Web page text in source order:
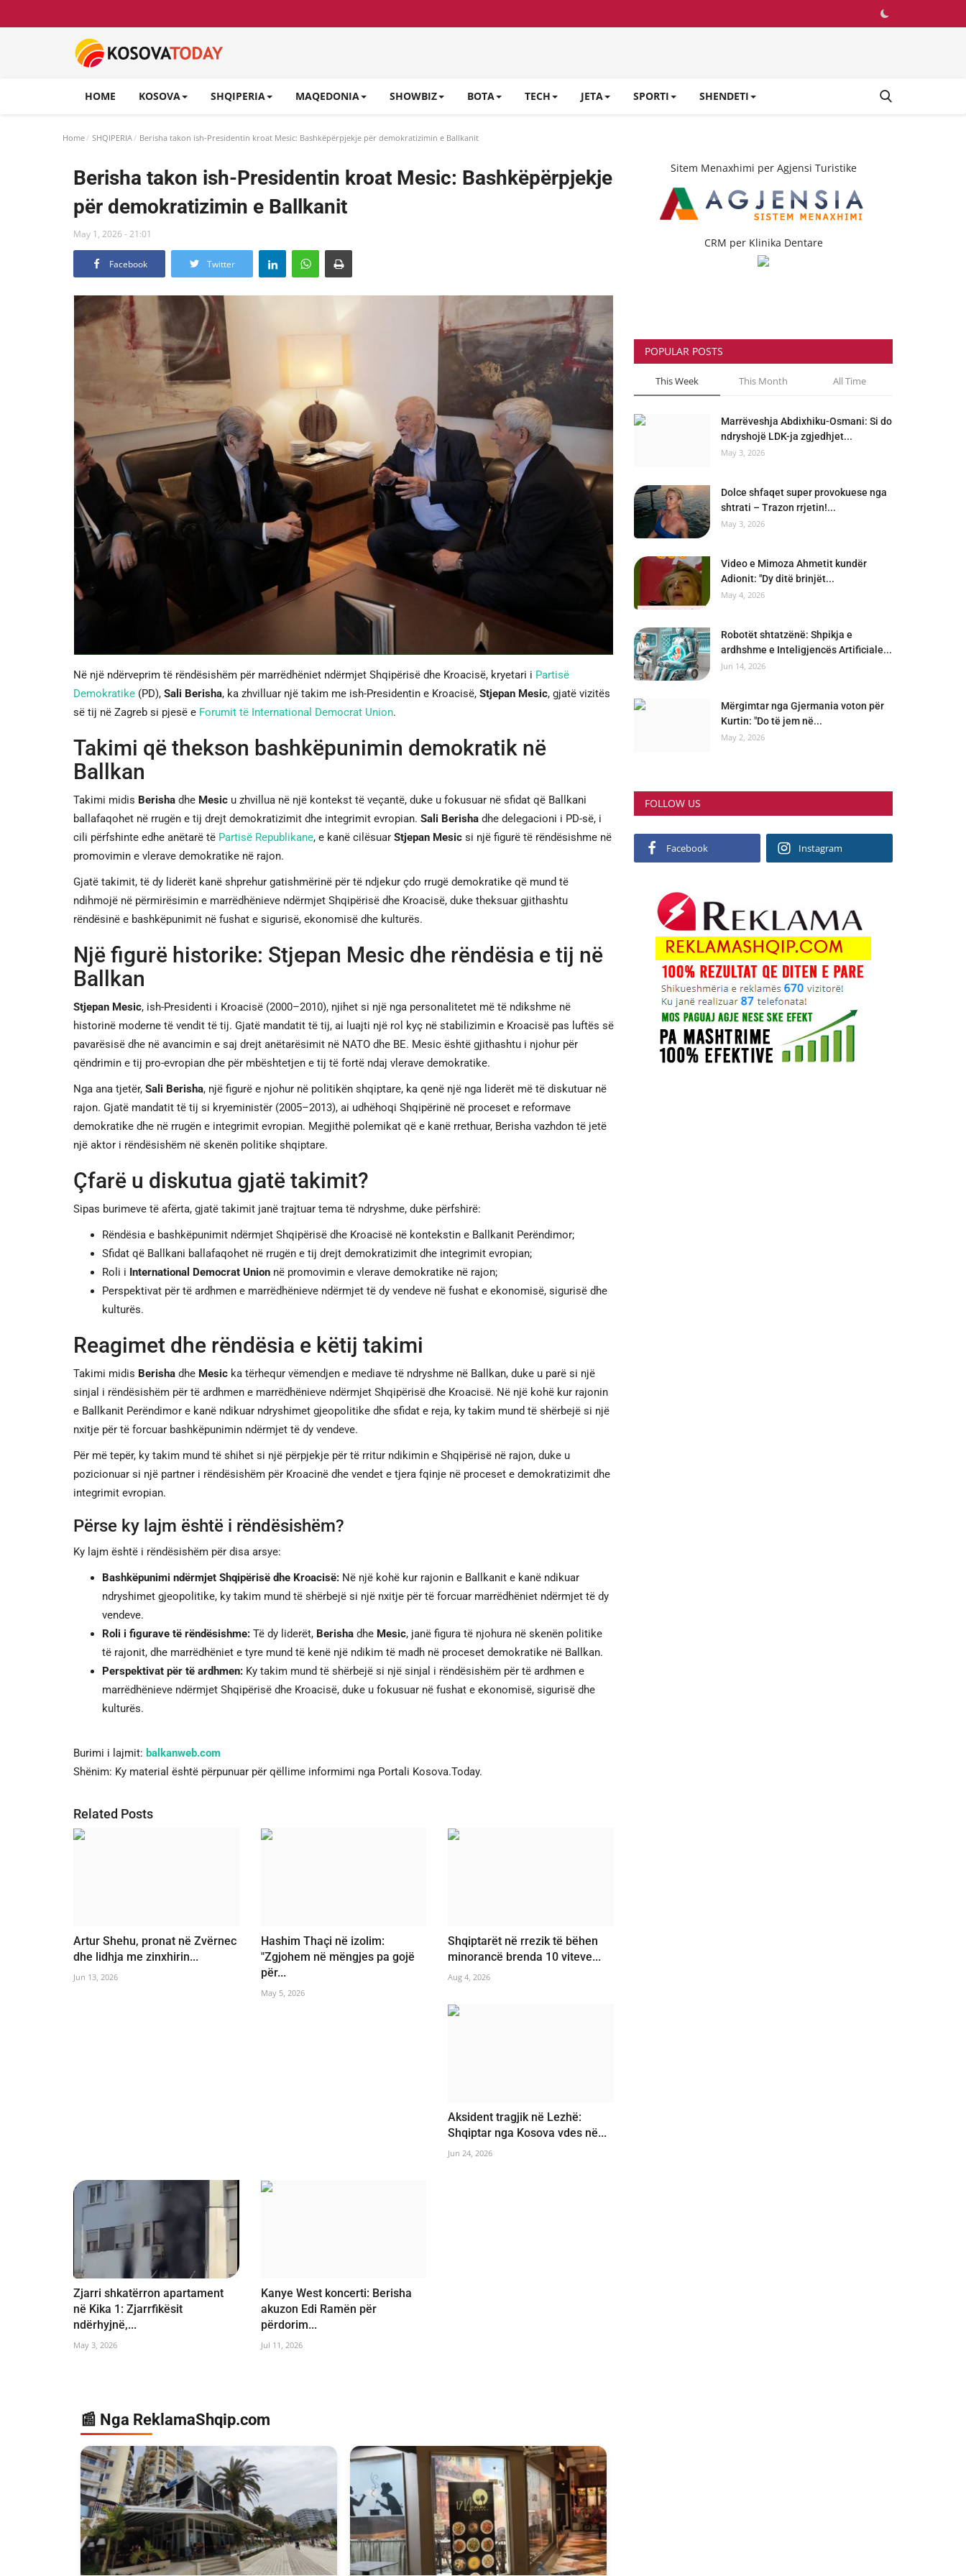
HOME KOSOVA SHQIPERIA MAQEDONIA SHOWBIZ BOTA TECH JETA SPORTI SHENDETI
Home SHQIPERIA Berisha takon ish-Presidentin kroat Mesic: Bashkëpërpjekje për demokratizimin e Ballkanit
Berisha takon ish-Presidentin kroat Mesic: Bashkëpërpjekje
për demokratizimin e Ballkanit
May 1, 2026 - 21:01
Facebook Twitter
Në një ndërveprim të rëndësishëm për marrëdhëniet ndërmjet Shqipërisë dhe Kroacisë, kryetari i Partisë
Demokratike (PD), Sali Berisha, ka zhvilluar një takim me ish-Presidentin e Kroacisë, Stjepan Mesic, gjatë vizitës
së tij në Zagreb si pjesë e Forumit të International Democrat Union.
Takimi që thekson bashkëpunimin demokratik në
Ballkan
Takimi midis Berisha dhe Mesic u zhvillua në një kontekst të veçantë, duke u fokusuar në sfidat që Ballkani
ballafaqohet në rrugën e tij drejt demokratizimit dhe integrimit evropian. Sali Berisha dhe delegacioni i PD-së, i
cili përfshinte edhe anëtarë të Partisë Republikane, e kanë cilësuar Stjepan Mesic si një figurë të rëndësishme në
promovimin e vlerave demokratike në rajon.
Gjatë takimit, të dy liderët kanë shprehur gatishmërinë për të ndjekur çdo rrugë demokratike që mund të
ndihmojë në përmirësimin e marrëdhënieve ndërmjet Shqipërisë dhe Kroacisë, duke theksuar gjithashtu
rëndësinë e bashkëpunimit në fushat e sigurisë, ekonomisë dhe kulturës.
Një figurë historike: Stjepan Mesic dhe rëndësia e tij në
Ballkan
Stjepan Mesic, ish-Presidenti i Kroacisë (2000–2010), njihet si një nga personalitetet më të ndikshme në
historinë moderne të vendit të tij. Gjatë mandatit të tij, ai luajti një rol kyç në stabilizimin e Kroacisë pas luftës së
pavarësisë dhe në avancimin e saj drejt anëtarësimit në NATO dhe BE. Mesic është gjithashtu i njohur për
qëndrimin e tij pro-evropian dhe për mbështetjen e tij të fortë ndaj vlerave demokratike.
Nga ana tjetër, Sali Berisha, një figurë e njohur në politikën shqiptare, ka qenë një nga liderët më të diskutuar në
rajon. Gjatë mandatit të tij si kryeministër (2005–2013), ai udhëhoqi Shqipërinë në proceset e reformave
demokratike dhe në rrugën e integrimit evropian. Megjithë polemikat që e kanë rrethuar, Berisha vazhdon të jetë
një aktor i rëndësishëm në skenën politike shqiptare.
Çfarë u diskutua gjatë takimit?
Sipas burimeve të afërta, gjatë takimit janë trajtuar tema të ndryshme, duke përfshirë:
Rëndësia e bashkëpunimit ndërmjet Shqipërisë dhe Kroacisë në kontekstin e Ballkanit Perëndimor;
Sfidat që Ballkani ballafaqohet në rrugën e tij drejt demokratizimit dhe integrimit evropian;
Roli i International Democrat Union në promovimin e vlerave demokratike në rajon;
Perspektivat për të ardhmen e marrëdhënieve ndërmjet të dy vendeve në fushat e ekonomisë, sigurisë dhe
kulturës.
Reagimet dhe rëndësia e këtij takimi
Takimi midis Berisha dhe Mesic ka tërhequr vëmendjen e mediave të ndryshme në Ballkan, duke u parë si një
sinjal i rëndësishëm për të ardhmen e marrëdhënieve ndërmjet Shqipërisë dhe Kroacisë. Në një kohë kur rajonin
e Ballkanit Perëndimor e kanë ndikuar ndryshimet gjeopolitike dhe sfidat e reja, ky takim mund të shërbejë si një
nxitje për të forcuar bashkëpunimin ndërmjet të dy vendeve.
Për më tepër, ky takim mund të shihet si një përpjekje për të rritur ndikimin e Shqipërisë në rajon, duke u
pozicionuar si një partner i rëndësishëm për Kroacinë dhe vendet e tjera fqinje në proceset e demokratizimit dhe
integrimit evropian.
Përse ky lajm është i rëndësishëm?
Ky lajm është i rëndësishëm për disa arsye:
Bashkëpunimi ndërmjet Shqipërisë dhe Kroacisë: Në një kohë kur rajonin e Ballkanit e kanë ndikuar
ndryshimet gjeopolitike, ky takim mund të shërbejë si një nxitje për të forcuar marrëdhëniet ndërmjet të dy
vendeve.
Roli i figurave të rëndësishme: Të dy liderët, Berisha dhe Mesic, janë figura të njohura në skenën politike
të rajonit, dhe marrëdhëniet e tyre mund të kenë një ndikim të madh në proceset demokratike në Ballkan.
Perspektivat për të ardhmen: Ky takim mund të shërbejë si një sinjal i rëndësishëm për të ardhmen e
marrëdhënieve ndërmjet Shqipërisë dhe Kroacisë, duke u fokusuar në fushat e ekonomisë, sigurisë dhe
kulturës.
Burimi i lajmit: balkanweb.com
Shënim: Ky material është përpunuar për qëllime informimi nga Portali Kosova.Today.
Related Posts
Artur Shehu, pronat në Zvërnec
dhe lidhja me zinxhirin...
Jun 13, 2026
Hashim Thaçi në izolim:
"Zgjohem në mëngjes pa gojë
për...
May 5, 2026
Shqiptarët në rrezik të bëhen
minorancë brenda 10 viteve...
Aug 4, 2026
Aksident tragjik në Lezhë:
Shqiptar nga Kosova vdes në...
Jun 24, 2026
Zjarri shkatërron apartament
në Kika 1: Zjarrfikësit
ndërhyjnë,...
May 3, 2026
Kanye West koncerti: Berisha
akuzon Edi Ramën për
përdorim...
Jul 11, 2026
📰 Nga ReklamaShqip.com
Sitem Menaxhimi per Agjensi Turistike
CRM per Klinika Dentare
POPULAR POSTS
This Week This Month All Time
Marrëveshja Abdixhiku-Osmani: Si do
ndryshojë LDK-ja zgjedhjet...
May 3, 2026
Dolce shfaqet super provokuese nga
shtrati – Trazon rrjetin!...
May 3, 2026
Video e Mimoza Ahmetit kundër
Adionit: "Dy ditë brinjët...
May 4, 2026
Robotët shtatzënë: Shpikja e
ardhshme e Inteligjencës Artificiale...
Jun 14, 2026
Mërgimtar nga Gjermania voton për
Kurtin: "Do të jem në...
May 2, 2026
FOLLOW US
Facebook Instagram